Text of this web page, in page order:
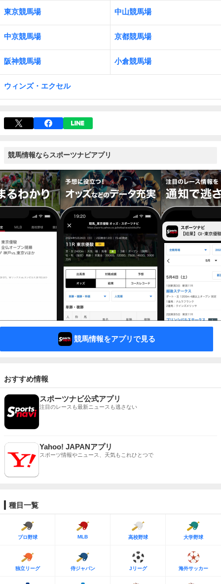
東京競馬場 中山競馬場
中京競馬場 京都競馬場
阪神競馬場 小倉競馬場
ウィンズ・エクセル
競馬情報ならスポーツナビアプリ
競馬情報をアプリで見る
おすすめ情報
スポーツナビ公式アプリ
注目のレースも最新ニュースも逃さない
Yahoo! JAPANアプリ
スポーツ情報やニュース、天気もこれひとつで
種目一覧
プロ野球 MLB 高校野球 大学野球
独立リーグ 侍ジャパン Jリーグ 海外サッカー